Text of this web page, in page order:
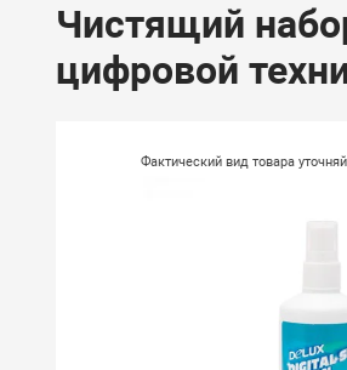
Чистящий
цифровой
Фактический вид товара